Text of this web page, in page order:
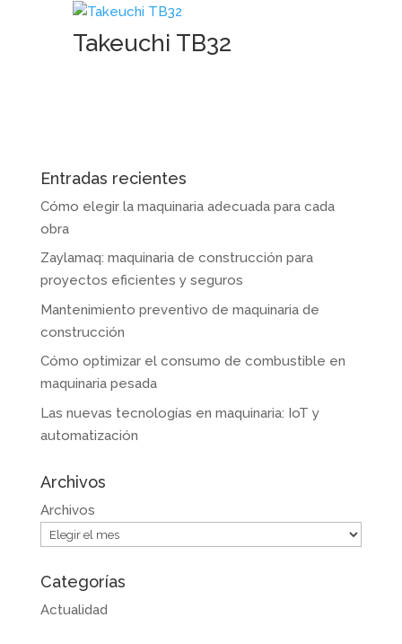
Takeuchi TB32
Entradas recientes
Cómo elegir la maquinaria adecuada para cada
obra
Zaylamaq: maquinaria de construcción para
proyectos eficientes y seguros
Mantenimiento preventivo de maquinaria de
construcción
Cómo optimizar el consumo de combustible en
maquinaria pesada
Las nuevas tecnologías en maquinaria: IoT y
automatización
Archivos
Archivos
Categorías
Actualidad